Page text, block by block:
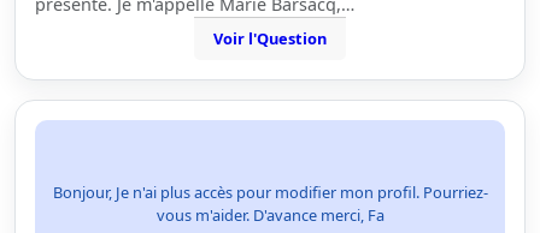
Voir l'Question
Bonjour, Je n'ai plus accès pour modifier mon profil. Pourriez-
vous m'aider. D'avance merci, Fa